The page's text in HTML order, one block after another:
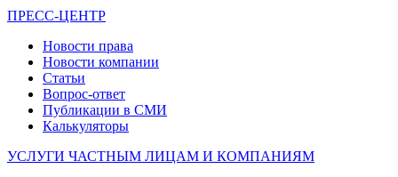
ПРЕСС-ЦЕНТР
Новости права
Новости компании
Статьи
Вопрос-ответ
Публикации в СМИ
Калькуляторы
УСЛУГИ ЧАСТНЫМ ЛИЦАМ И КОМПАНИЯМ